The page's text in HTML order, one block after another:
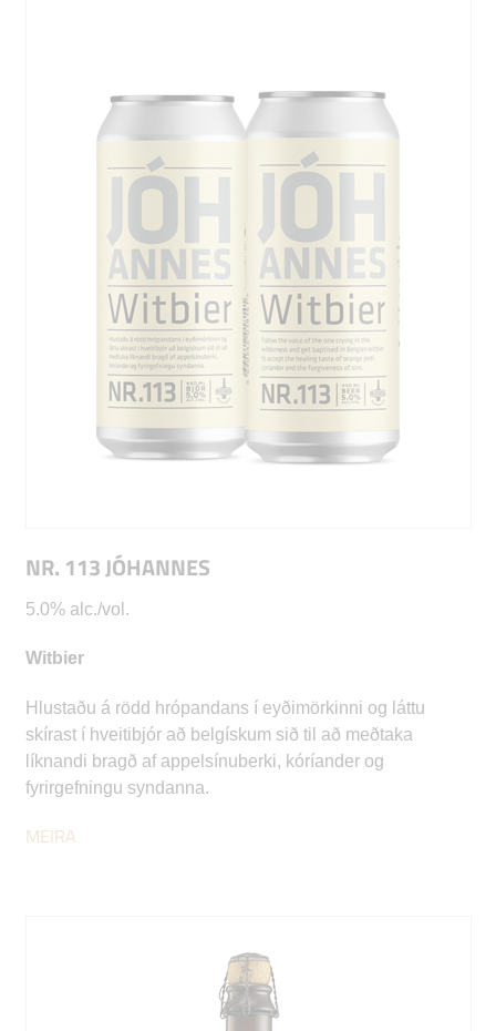
NR. 113 JÓHANNES
5.0% alc./vol.
Witbier
Hlustaðu á rödd hrópandans í eyðimörkinni og láttu
skírast í hveitibjór að belgískum sið til að meðtaka
líknandi bragð af appelsínuberki, kóríander og
fyrirgefningu syndanna.
MEIRA